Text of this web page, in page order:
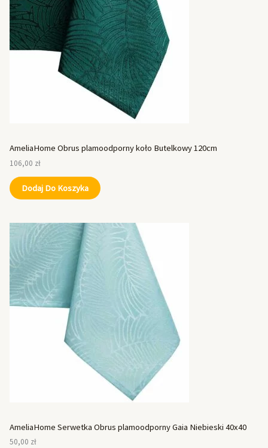
AmeliaHome Obrus plamoodporny koło Butelkowy 120cm
106,00 zł
Dodaj Do Koszyka
AmeliaHome Serwetka Obrus plamoodporny Gaia Niebieski 40x40
50,00 zł